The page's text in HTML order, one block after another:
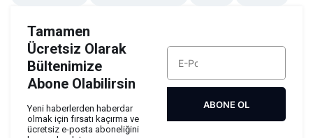
Tamamen
Ücretsiz Olarak
Bültenimize
Abone Olabilirsin
Yeni haberlerden haberdar
olmak için fırsatı kaçırma ve
ücretsiz e-posta aboneliğini
ABONE OL